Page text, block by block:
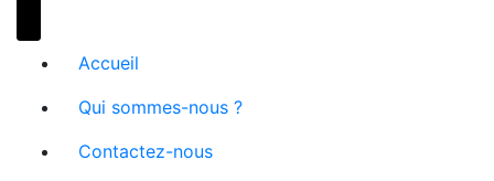
Accueil
Qui sommes-nous ?
Contactez-nous